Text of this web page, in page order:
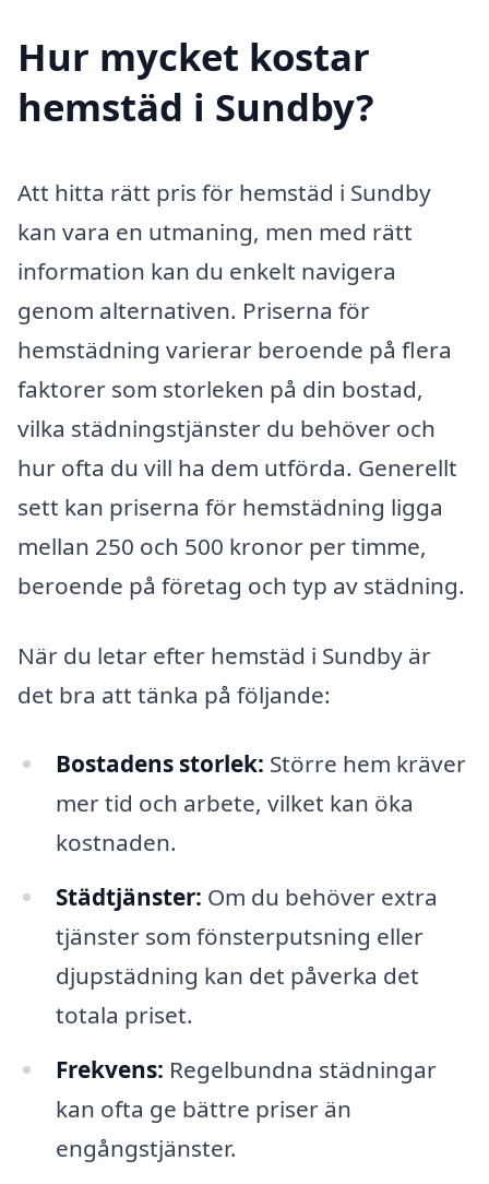
Hur mycket kostar
hemstäd i Sundby?
Att hitta rätt pris för hemstäd i Sundby
kan vara en utmaning, men med rätt
information kan du enkelt navigera
genom alternativen. Priserna för
hemstädning varierar beroende på flera
faktorer som storleken på din bostad,
vilka städningstjänster du behöver och
hur ofta du vill ha dem utförda. Generellt
sett kan priserna för hemstädning ligga
mellan 250 och 500 kronor per timme,
beroende på företag och typ av städning.
När du letar efter hemstäd i Sundby är
det bra att tänka på följande:
Bostadens storlek: Större hem kräver
mer tid och arbete, vilket kan öka
kostnaden.
Städtjänster: Om du behöver extra
tjänster som fönsterputsning eller
djupstädning kan det påverka det
totala priset.
Frekvens: Regelbundna städningar
kan ofta ge bättre priser än
engångstjänster.